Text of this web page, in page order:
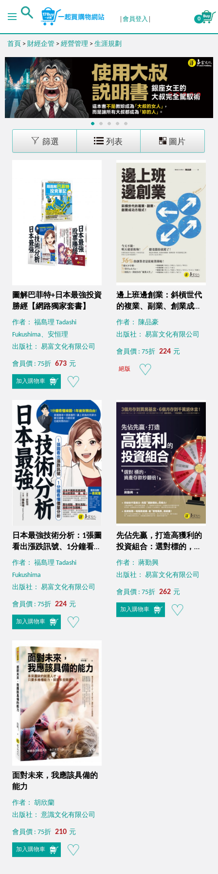
排序
出版日期 (新→舊)
出版日期 (舊→新)
銷售量 (高→低)
銷售量 (低→高)
價格 (高→低)
價格 (低→高)
會員登入 0
首頁 > 財經企管 > 經營管理 > 生涯規劃
1 2 3 4 5
篩選 列表 圖片
圖解巴菲特+日本最強投資
勝經【網路獨家套書】
作者： 福島理 Tadashi
Fukushima、安恒理
出版社： 易富文化有限公司
會員價 : 75折 673 元
加入購物車
邊上班邊創業：斜槓世代
的複業、副業、創業成功
方程式
作者： 陳品豪
出版社： 易富文化有限公司
會員價 : 75折 224 元
絕版
日本最強技術分析：1張圖
看出漲跌訊號、1分鐘看懂
價量分析
作者： 福島理 Tadashi
Fukushima
出版社： 易富文化有限公司
會員價 : 75折 224 元
加入購物車
先佔先贏，打造高獲利的
投資組合：選對標的，資
產存款秒翻倍！
作者： 蔣勤興
出版社： 易富文化有限公司
會員價 : 75折 262 元
加入購物車
面對未來，我應該具備的
能力
作者： 胡欣蘭
出版社： 意識文化有限公司
會員價 : 75折 210 元
加入購物車